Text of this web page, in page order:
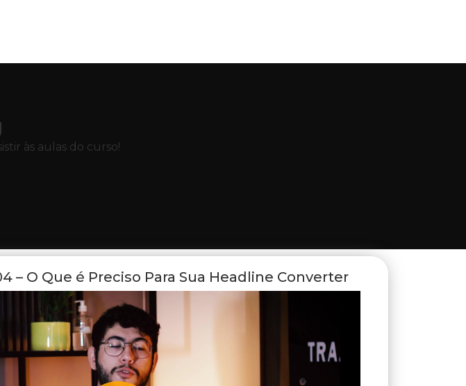
às aulas do curso!
– O Que é Preciso Para Sua Headline Converter